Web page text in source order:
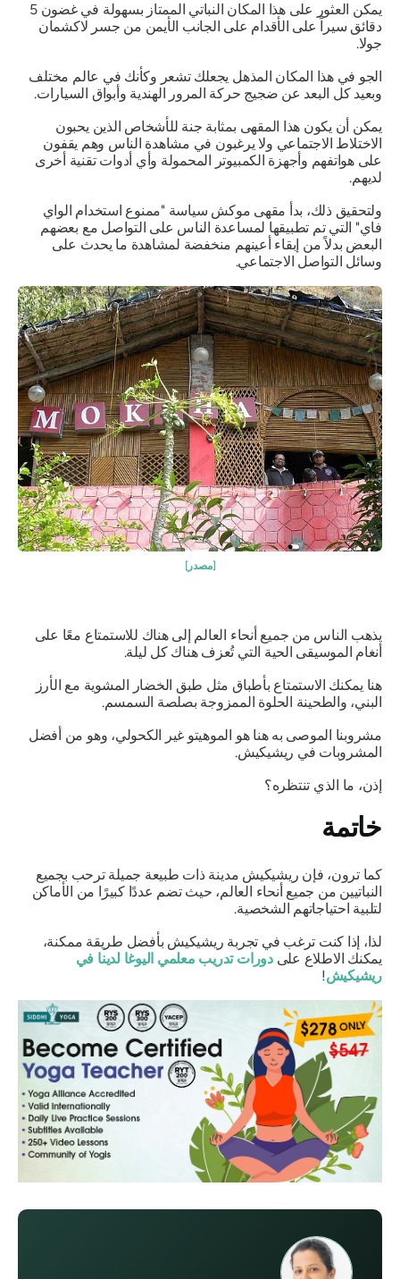
يمكن العثور على هذا المكان النباتي الممتاز بسهولة في غضون 5
دقائق سيراً على الأقدام على الجانب الأيمن من جسر لاكشمان
جولا.
الجو في هذا المكان المذهل يجعلك تشعر وكأنك في عالم مختلف
وبعيد كل البعد عن ضجيج حركة المرور الهندية وأبواق السيارات.
يمكن أن يكون هذا المقهى بمثابة جنة للأشخاص الذين يحبون
الاختلاط الاجتماعي ولا يرغبون في مشاهدة الناس وهم يقفون
على هواتفهم وأجهزة الكمبيوتر المحمولة وأي أدوات تقنية أخرى
لديهم.
ولتحقيق ذلك، بدأ مقهى موكش سياسة "ممنوع استخدام الواي
فاي" التي تم تطبيقها لمساعدة الناس على التواصل مع بعضهم
البعض بدلاً من إبقاء أعينهم منخفضة لمشاهدة ما يحدث على
وسائل التواصل الاجتماعي.
[مصدر]
يذهب الناس من جميع أنحاء العالم إلى هناك للاستمتاع معًا على
أنغام الموسيقى الحية التي تُعزف هناك كل ليلة.
هنا يمكنك الاستمتاع بأطباق مثل طبق الخضار المشوية مع الأرز
البني، والطحينة الحلوة الممزوجة بصلصة السمسم.
مشروبنا الموصى به هنا هو الموهيتو غير الكحولي، وهو من أفضل
المشروبات في ريشيكيش.
إذن، ما الذي تنتظره؟
خاتمة
كما ترون، فإن ريشيكيش مدينة ذات طبيعة جميلة ترحب بجميع
النباتيين من جميع أنحاء العالم، حيث تضم عددًا كبيرًا من الأماكن
لتلبية احتياجاتهم الشخصية.
لذا، إذا كنت ترغب في تجربة ريشيكيش بأفضل طريقة ممكنة،
يمكنك الاطلاع على دورات تدريب معلمي اليوغا لدينا في
ريشيكيش!